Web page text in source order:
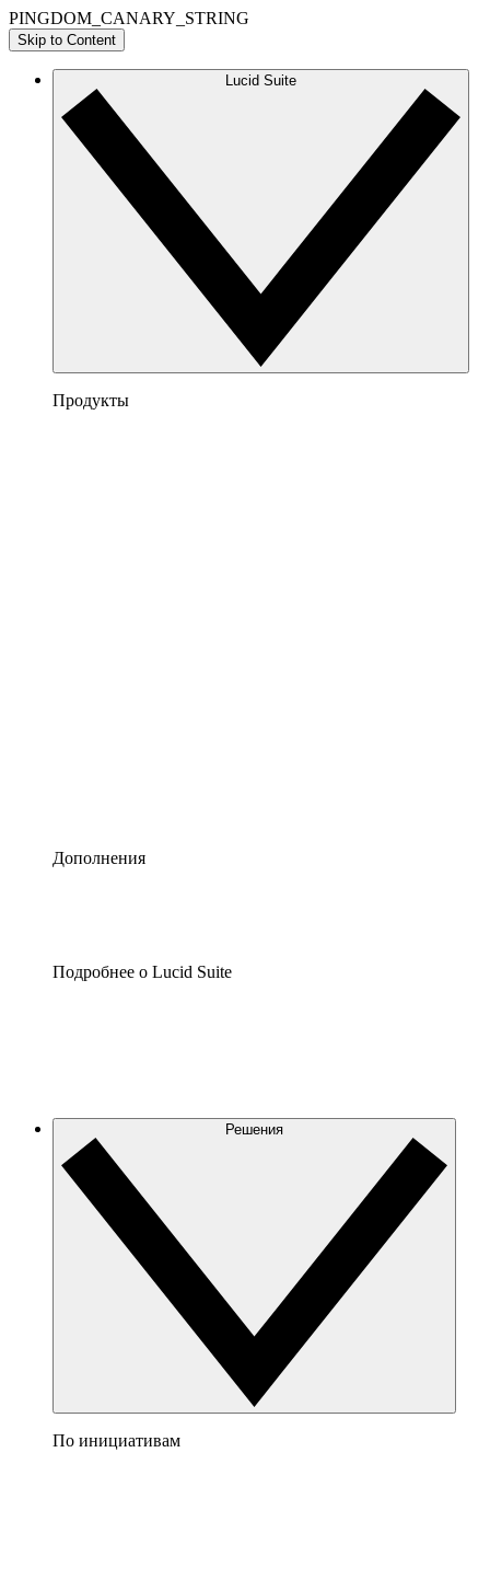
PINGDOM_CANARY_STRING
Skip to Content
Lucid Suite
Продукты
Дополнения
Подробнее о Lucid Suite
Решения
По инициативам